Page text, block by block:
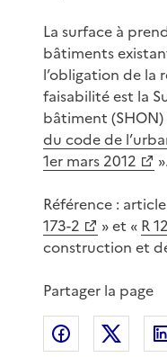
La surface à
bâtiments
l’obligation de la
faisabilité est la
bâtiment (SHON)
du code de
1er mars 2012
».
Référence :
173-2
» et « R
construction et
Partager la page
Partager sur